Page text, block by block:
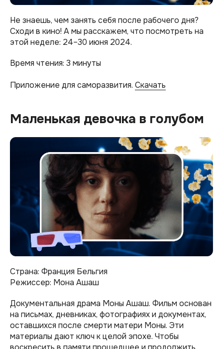
Не знаешь, чем занять себя после рабочего дня?
Сходи в кино! А мы расскажем, что посмотреть на
этой неделе: 24–30 июня 2024.
Время чтения: 3 минуты
Приложение для саморазвития. Скачать
Маленькая девочка в голубом
Страна: Франция Бельгия
Режиссер: Мона Ашаш
Документальная драма Моны Ашаш. Фильм основан
на письмах, дневниках, фотографиях и документах,
оставшихся после смерти матери Моны. Эти
материалы дают ключ к целой эпохе. Чтобы